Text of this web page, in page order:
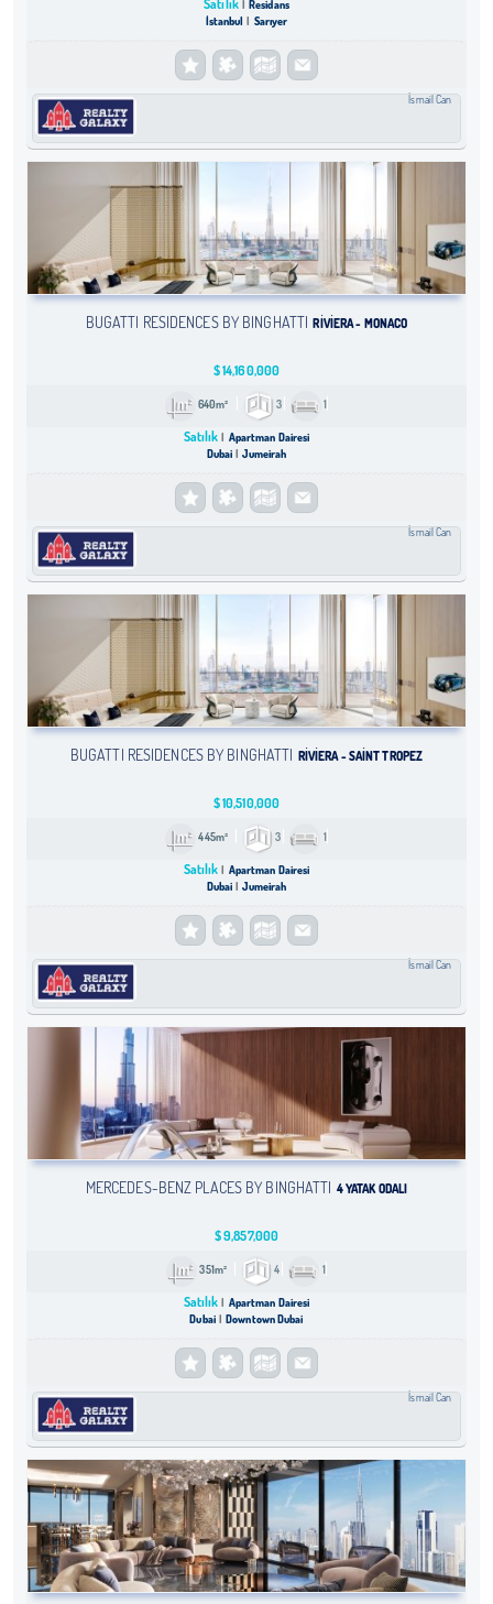
Residans
İstanbul
Sarıyer
İsmail Can
BUGATTI RESIDENCES BY BINGHATTI RIVIERA - MONACO
$14,160,000
640m² 3 1
Satılık
Apartman Dairesi
Dubai
Jumeirah
İsmail Can
BUGATTI RESIDENCES BY BINGHATTI RIVIERA - SAINT TROPEZ
$10,510,000
445m² 3 1
Satılık
Apartman Dairesi
Dubai
Jumeirah
İsmail Can
MERCEDES-BENZ PLACES BY BINGHATTI 4 YATAK ODALI
$9,857,000
351m² 4 1
Satılık
Apartman Dairesi
Dubai
Downtown Dubai
İsmail Can